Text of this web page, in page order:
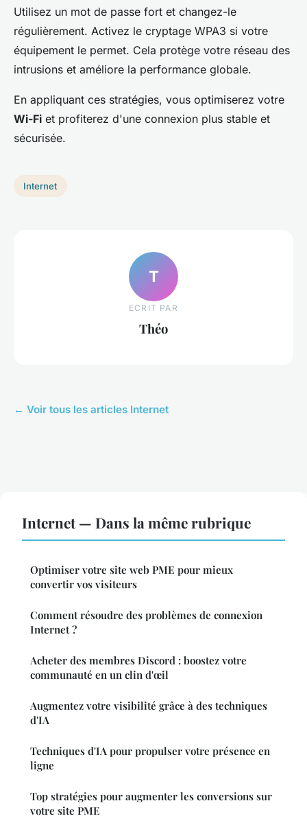
Utilisez un mot de passe fort et changez-le
régulièrement. Activez le cryptage WPA3 si votre
équipement le permet. Cela protège votre réseau des
intrusions et améliore la performance globale.
En appliquant ces stratégies, vous optimiserez votre
Wi-Fi et profiterez d'une connexion plus stable et
sécurisée.
Internet
T
ECRIT PAR
Théo
← Voir tous les articles Internet
Internet — Dans la même rubrique
Optimiser votre site web PME pour mieux
convertir vos visiteurs
Comment résoudre des problèmes de connexion
Internet ?
Acheter des membres Discord : boostez votre
communauté en un clin d'œil
Augmentez votre visibilité grâce à des techniques
d'IA
Techniques d'IA pour propulser votre présence en
ligne
Top stratégies pour augmenter les conversions sur
votre site PME